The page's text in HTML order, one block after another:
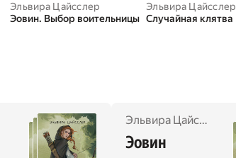
Эльвира Цайсслер
Эовин. Выбор воительницы
Эльвира Цайсслер
Случайная клятва
Эльвира Цайсслер
Эовин